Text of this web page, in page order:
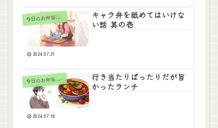
今日のお弁当＆おかず
キャラ弁を舐めてはいけな
い話 其の壱
2024.07.21
今日のお弁当＆おかず
行き当たりばったりだが旨
かったランチ
2024.07.18